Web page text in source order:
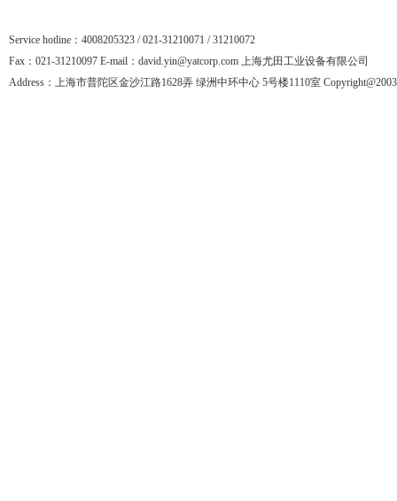
Service hotline：4008205323 / 021-31210071 / 31210072
Fax：021-31210097 E-mail：david.yin@yatcorp.com 上海尤田工业设备有限公司
Address：上海市普陀区金沙江路1628弄 绿洲中环中心 5号楼1110室